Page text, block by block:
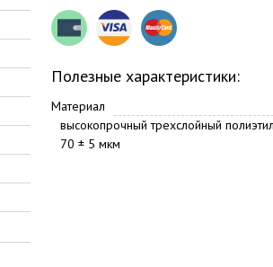
Полезные характеристики:
Материал
высокопрочный трехслойный
70 ± 5 мкм